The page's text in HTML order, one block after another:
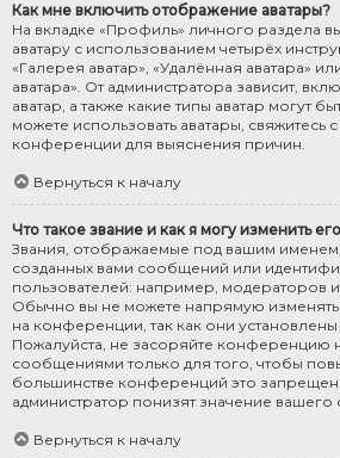
Как мне включить отображение аватары?
На вкладке «Профиль» личного раздела
аватару с использованием четырёх
«Галерея аватар», «Удалённая аватара»
аватара». От администратора зависит,
аватар, а также какие типы аватар могут
можете использовать аватары, свяжитесь
конференции для выяснения причин.
Вернуться к началу
Что такое звание и как я могу изменить
Звания, отображаемые под вашим
созданных вами сообщений или
пользователей: например, модераторов
Обычно вы не можете напрямую
на конференции, так как они
Пожалуйста, не засоряйте конференцию
сообщениями только для того, чтобы
большинстве конференций это
администратор понизят значение
Вернуться к началу